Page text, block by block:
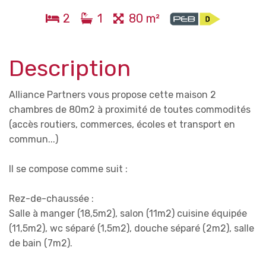
2 1 80 m²
Description
Alliance Partners vous propose cette maison 2
chambres de 80m2 à proximité de toutes commodités
(accès routiers, commerces, écoles et transport en
commun...)
Il se compose comme suit :
Rez-de-chaussée :
Salle à manger (18,5m2), salon (11m2) cuisine équipée
(11,5m2), wc séparé (1,5m2), douche séparé (2m2), salle
de bain (7m2).